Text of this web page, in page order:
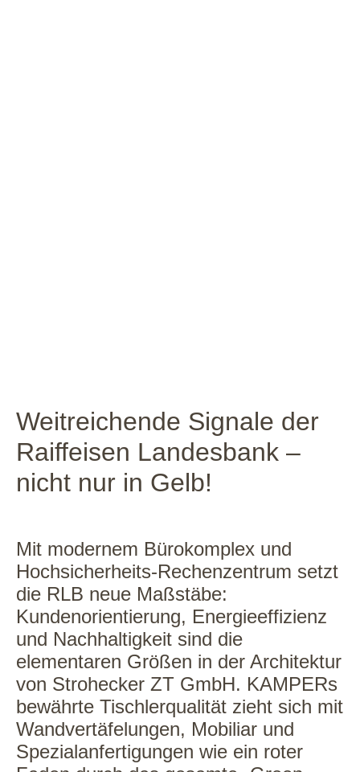
Weitreichende Signale der
Raiffeisen Landesbank –
nicht nur in Gelb!
Mit modernem Bürokomplex und
Hochsicherheits-Rechenzentrum setzt
die RLB neue Maßstäbe:
Kundenorientierung, Energieeffizienz
und Nachhaltigkeit sind die
elementaren Größen in der Architektur
von Strohecker ZT GmbH. KAMPERs
bewährte Tischlerqualität zieht sich mit
Wandvertäfelungen, Mobiliar und
Spezialanfertigungen wie ein roter